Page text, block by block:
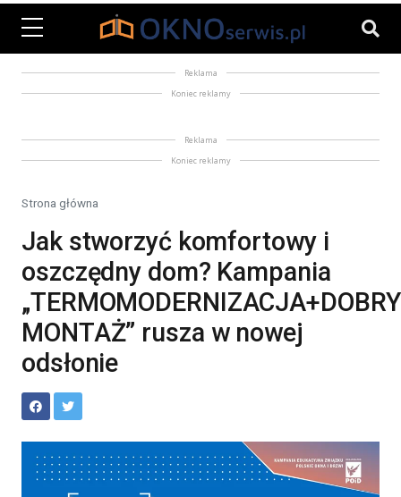
Reklama
Koniec reklamy
Reklama
Koniec reklamy
Strona główna
Jak stworzyć komfortowy i
oszczędny dom? Kampania
„TERMOMODERNIZACJA+DOBRY
MONTAŻ” rusza w nowej
odsłonie